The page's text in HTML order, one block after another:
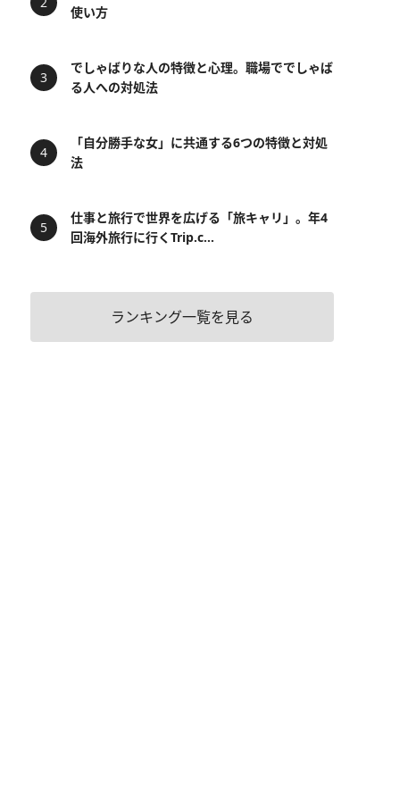
使い方
でしゃばりな人の特徴と心理。職場ででしゃば
る人への対処法
「自分勝手な女」に共通する6つの特徴と対処
法
仕事と旅行で世界を広げる「旅キャリ」。年4
回海外旅行に行くTrip.c...
ランキング一覧を見る